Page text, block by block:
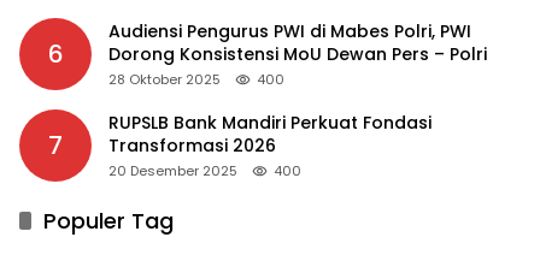
6
Audiensi Pengurus PWI di Mabes Polri, PWI
Dorong Konsistensi MoU Dewan Pers – Polri
28 Oktober 2025 400
7
RUPSLB Bank Mandiri Perkuat Fondasi
Transformasi 2026
20 Desember 2025 400
Populer Tag